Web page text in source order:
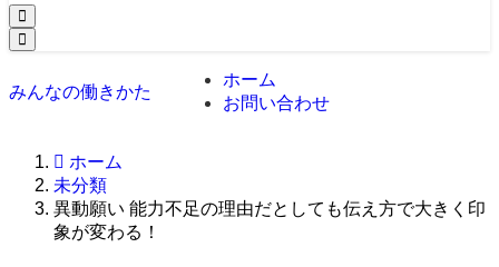
みんなの働きかた
ホーム
お問い合わせ
ホーム
未分類
異動願い 能力不足の理由だとしても伝え方で大きく印
象が変わる！